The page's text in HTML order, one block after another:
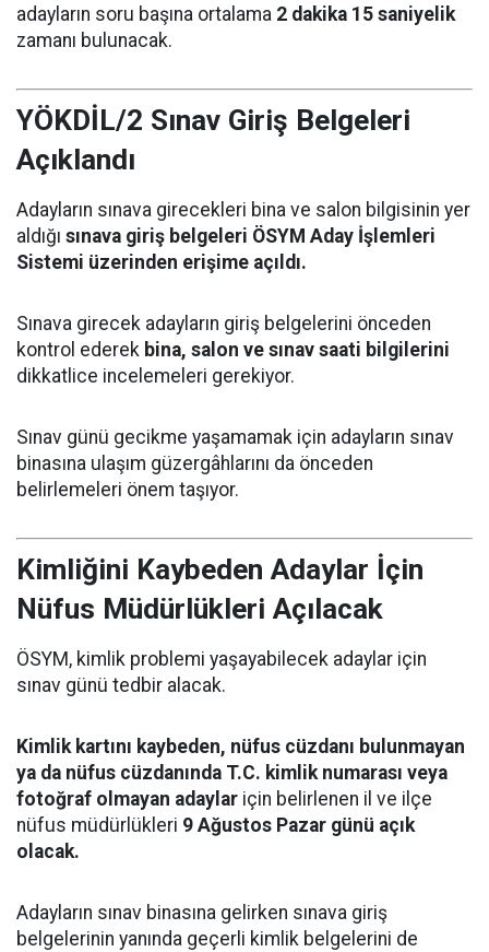
adayların soru başına ortalama 2 dakika 15 saniyelik
zamanı bulunacak.
YÖKDİL/2 Sınav Giriş Belgeleri
Açıklandı
Adayların sınava girecekleri bina ve salon bilgisinin yer
aldığı sınava giriş belgeleri ÖSYM Aday İşlemleri
Sistemi üzerinden erişime açıldı.
Sınava girecek adayların giriş belgelerini önceden
kontrol ederek bina, salon ve sınav saati bilgilerini
dikkatlice incelemeleri gerekiyor.
Sınav günü gecikme yaşamamak için adayların sınav
binasına ulaşım güzergâhlarını da önceden
belirlemeleri önem taşıyor.
Kimliğini Kaybeden Adaylar İçin
Nüfus Müdürlükleri Açılacak
ÖSYM, kimlik problemi yaşayabilecek adaylar için
sınav günü tedbir alacak.
Kimlik kartını kaybeden, nüfus cüzdanı bulunmayan
ya da nüfus cüzdanında T.C. kimlik numarası veya
fotoğraf olmayan adaylar için belirlenen il ve ilçe
nüfus müdürlükleri 9 Ağustos Pazar günü açık
olacak.
Adayların sınav binasına gelirken sınava giriş
belgelerinin yanında geçerli kimlik belgelerini de